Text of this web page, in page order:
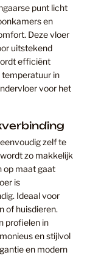
punt licht
en
Deze vloer
uitstekend
efficiënt
temperatuur in
voor het
zelf te
zo makkelijk
op maat gaat
is
Ideaal voor
of huisdieren.
profielen in
en stijlvol
en modern